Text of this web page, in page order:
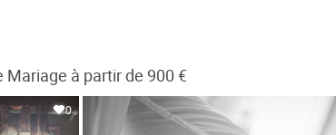
Mariage à partir de 900 €
0